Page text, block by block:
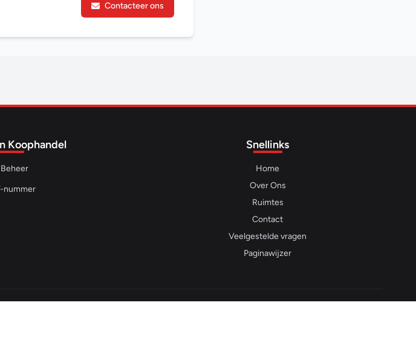
Contacteer ons
Koophandel
nummer
Snellinks
Home
Over Ons
Ruimtes
Contact
Veelgestelde vragen
Paginawijzer